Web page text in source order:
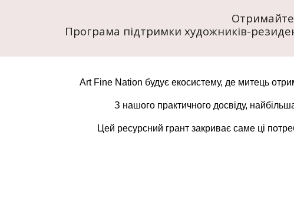
Отримайте
Програма підтримки художників-
Art Fine Nation будує екосистему, де митець
З нашого практичного досвіду,
Цей ресурсний грант закриває саме ці